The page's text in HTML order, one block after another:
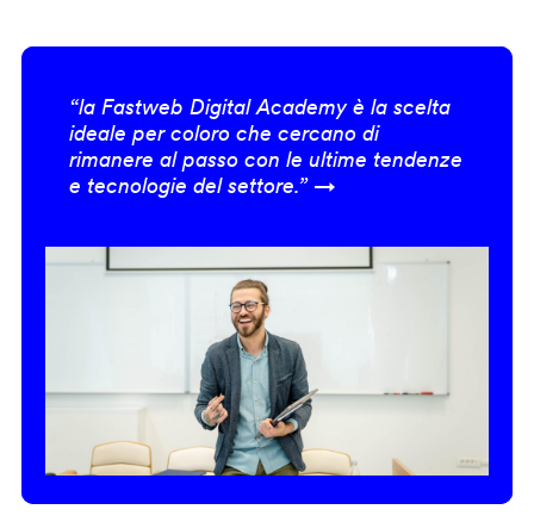
“la Fastweb Digital Academy è la scelta
ideale per coloro che cercano di
rimanere al passo con le ultime tendenze
e tecnologie del settore.” →